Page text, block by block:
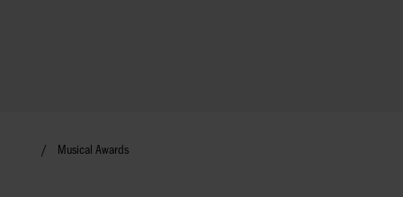
Musical Awards